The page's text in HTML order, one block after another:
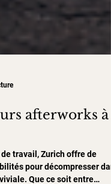
afterworks à
travail, Zurich offre de